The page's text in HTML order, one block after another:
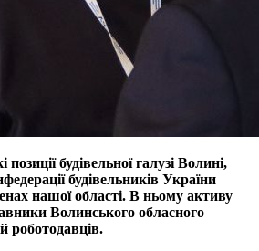
будівельної галузі Волині,
будівельників України
нашої області. В ньому активу
Волинського обласного
роботодавців.